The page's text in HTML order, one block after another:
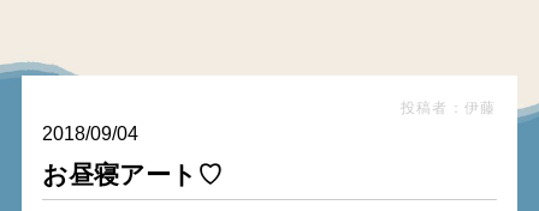
投稿者：伊藤
2018/09/04
お昼寝アート♡